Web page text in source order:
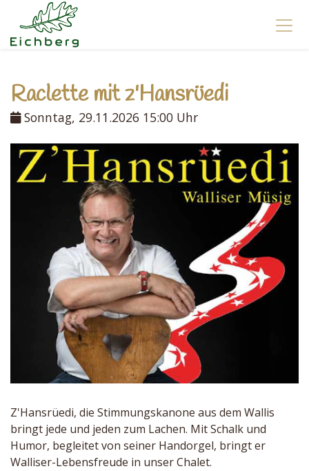
Raclette mit z'Hansrüedi
Sonntag, 29.11.2026 15:00 Uhr
Z'Hansrüedi, die Stimmungskanone aus dem Wallis
bringt jede und jeden zum Lachen. Mit Schalk und
Humor, begleitet von seiner Handorgel, bringt er
Walliser-Lebensfreude in unser Chalet.